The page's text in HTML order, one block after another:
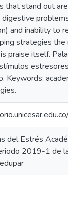
that stand out are
digestive problems
and inability to
strategies the
praise itself.
estresores,
Keywords:
del Estrés
2019-1 de la